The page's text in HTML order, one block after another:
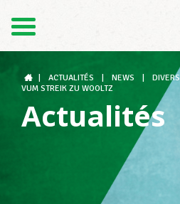
DE
Le LCGB
Structures syndicales
ACTUALITÉS NEWS DIVERS
VUM STREIK ZU WOOLTZ
Actualités